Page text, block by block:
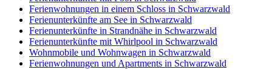
Ferienwohnungen in einem Schloss in Schwarzwald
Ferienunterkünfte am See in Schwarzwald
Ferienunterkünfte in Strandnähe in Schwarzwald
Ferienunterkünfte mit Whirlpool in Schwarzwald
Wohnmobile und Wohnwagen in Schwarzwald
Ferienwohnungen und Apartments in Schwarzwald